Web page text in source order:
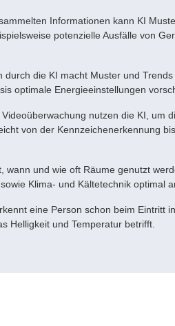
Informationen kann KI
potenzielle Ausfälle von
durch die KI macht Muster und Trends
optimale Energieeinstellungen
nutzen die KI, um
von der Kennzeichenerkennung
und wie oft Räume genutzt
Klima- und Kältetechnik optimal
eine Person schon beim Eintritt
Helligkeit und Temperatur betrifft.